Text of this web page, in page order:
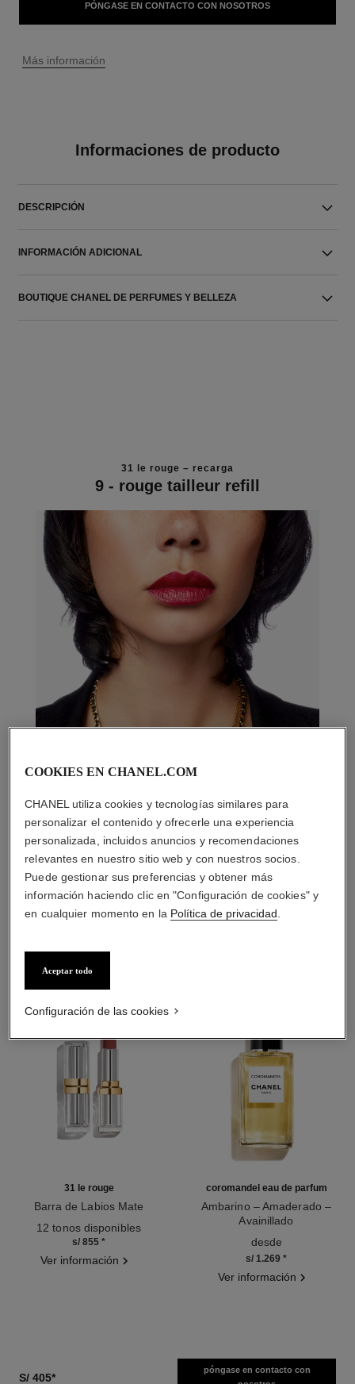
PÓNGASE EN CONTACTO CON NOSOTROS
↩
Más información
Informaciones de producto
DESCRIPCIÓN
INFORMACIÓN ADICIONAL
BOUTIQUE CHANEL DE PERFUMES Y BELLEZA
31 le rouge – recarga
9 - rouge tailleur refill
LA COMBINACIÓN PERFECTA
31 le rouge
Barra de Labios Mate
12 tonos disponibles
s/ 855 *
Ver información
coromandel eau de parfum
Ambarino – Amaderado –
Avainillado
desde
s/ 1.269 *
Ver información
S/ 405*
póngase en contacto con
COOKIES EN CHANEL.COM
CHANEL utiliza cookies y tecnologías similares para
personalizar el contenido y ofrecerle una experiencia
personalizada, incluidos anuncios y recomendaciones
relevantes en nuestro sitio web y con nuestros socios.
Puede gestionar sus preferencias y obtener más
información haciendo clic en "Configuración de cookies" y
en cualquier momento en la Política de privacidad
Aceptar todo
Configuración de las cookies